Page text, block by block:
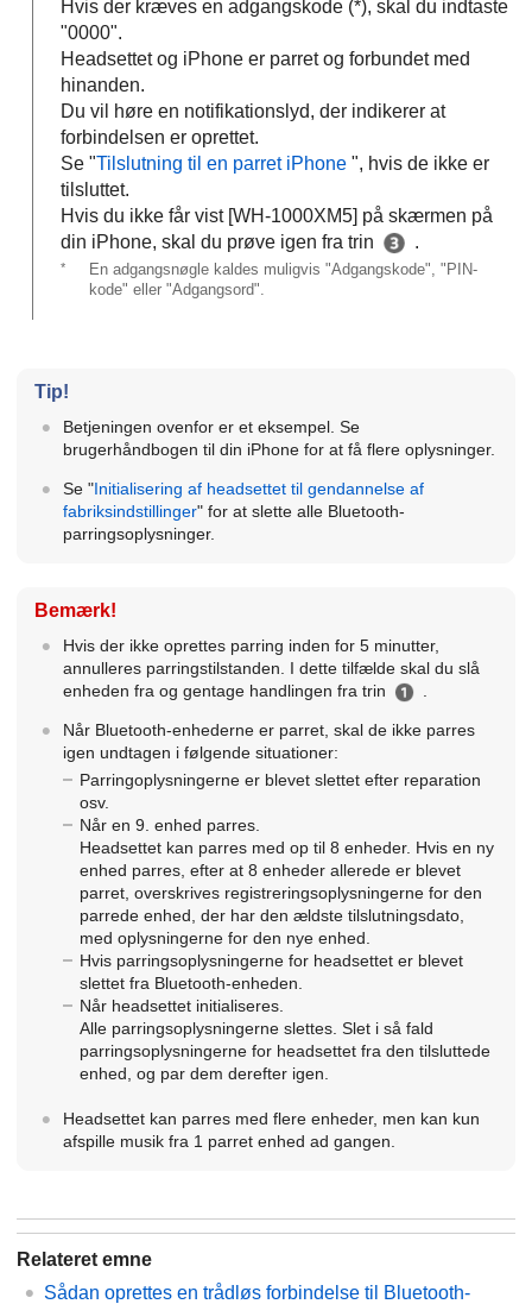
Hvis der kræves en adgangskode (*), skal du indtaste
"0000".
Headsettet og iPhone er parret og forbundet med
hinanden.
Du vil høre en notifikationslyd, der indikerer at
forbindelsen er oprettet.
Se "Tilslutning til en parret iPhone ", hvis de ikke er
tilsluttet.
Hvis du ikke får vist [WH-1000XM5] på skærmen på
din iPhone, skal du prøve igen fra trin .
*
En adgangsnøgle kaldes muligvis "Adgangskode", "PIN-
kode" eller "Adgangsord".
Tip!
Betjeningen ovenfor er et eksempel. Se
brugerhåndbogen til din iPhonefor at få flere oplysninger.
Se "Initialisering af headsettet til gendannelse af
fabriksindstillinger" for at slette alle Bluetooth-
parringsoplysninger.
Bemærk!
Hvis der ikke oprettes parring inden for 5 minutter,
annulleres parringstilstanden. I dette tilfælde skal du slå
enheden fra og gentage handlingen fra trin
Når Bluetooth-enhederne er parret, skal de ikke parres
igen undtagen i følgende situationer:
Parringoplysningerne er blevet slettet efter reparation
osv.
Når en 9. enhed parres.
Headsettet kan parres med op til 8 enheder. Hvis en ny
enhed parres, efter at 8 enheder allerede er blevet
parret, overskrives registreringsoplysningerne for den
parrede enhed, der har den ældste tilslutningsdato,
med oplysningerne for den nye enhed.
Hvis parringsoplysningerne for headsettet er blevet
slettet fra Bluetooth-enheden.
Når headsettet initialiseres.
Alle parringsoplysningerne slettes. Slet i så fald
parringsoplysningerne for headsettet fra den tilsluttede
enhed, og par dem derefter igen.
Headsettet kan parres med flere enheder, men kan kun
afspille musik fra 1 parret enhed ad gangen.
Relateret emne
Sådan oprettes en trådløs forbindelse til
Bluetooth-